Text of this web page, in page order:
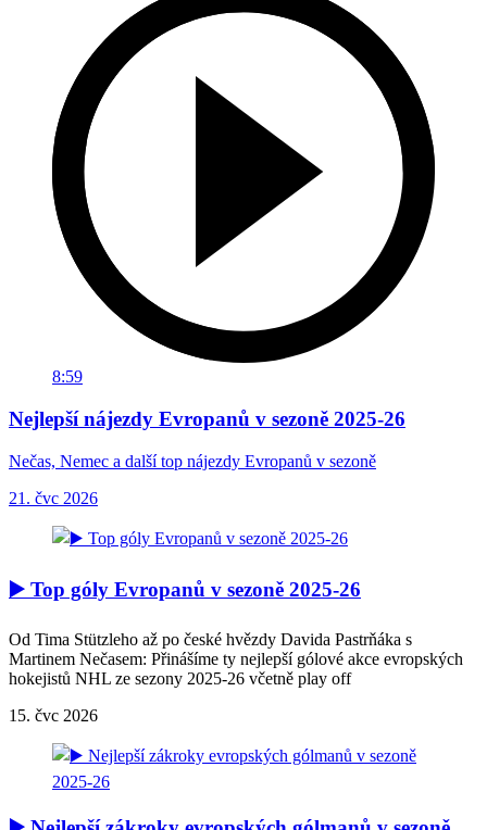
8:59
Nejlepší nájezdy Evropanů v sezoně 2025-26
Nečas, Nemec a další top nájezdy Evropanů v sezoně
21. čvc 2026
▶️ Top góly Evropanů v sezoně 2025-26
Od Tima Stützleho až po české hvězdy Davida Pastrňáka s
Martinem Nečasem: Přinášíme ty nejlepší gólové akce evropských
hokejistů NHL ze sezony 2025-26 včetně play off
15. čvc 2026